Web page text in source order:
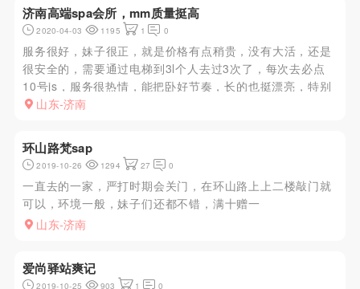
济南高端spa会所，mm质量挺高
2020-04-03 1195 1 0
服务很好，妹子很正，就是价格有点稍贵，没有大活，还是
很安全的，需要通过电梯到3l个人去过3次了，每次去必点
10号js，服务很热情，能把卧好节奏，长的也挺漂亮，特别
是一对dx，xt非常舒服
山东-济南
环山路梵sap
2019-10-26 1294 27 0
一直去的一家，严打时期会关门，在环山路上上二楼敲门就
可以，环境一般，妹子们还都不错，满十赠一
山东-济南
爱尚驿站爽记
2019-10-25 903 1 0